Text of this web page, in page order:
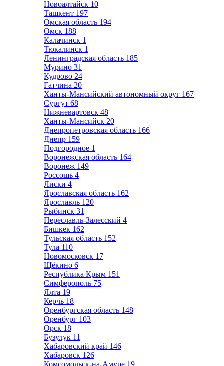
Новоалтайск 10
Ташкент 197
Омская область 194
Омск 188
Калачинск 1
Тюкалинск 1
Ленинградская область 185
Мурино 31
Кудрово 24
Гатчина 20
Ханты-Мансийский автономный округ 167
Сургут 68
Нижневартовск 48
Ханты-Мансийск 20
Днепропетровская область 166
Днепр 159
Подгородное 1
Воронежская область 164
Воронеж 149
Россошь 4
Лиски 4
Ярославская область 162
Ярославль 120
Рыбинск 31
Переславль-Залесский 4
Бишкек 162
Тульская область 152
Тула 110
Новомосковск 17
Щёкино 6
Республика Крым 151
Симферополь 75
Ялта 19
Керчь 18
Оренбургская область 148
Оренбург 103
Орск 18
Бузулук 11
Хабаровский край 146
Хабаровск 126
Комсомольск-на-Амуре 19